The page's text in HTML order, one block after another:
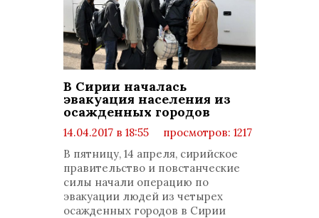
В Сирии началась
эвакуация населения из
осажденных городов
14.04.2017 в 18:55
просмотров: 1217
комментариев: 0
В пятницу, 14 апреля, сирийское
правительство и повстанческие
силы начали операцию по
эвакуации людей из четырех
осажденных городов в Сирии